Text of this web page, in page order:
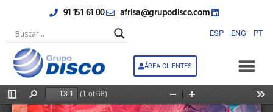
content
91 151 61 00 afrisa@grupodisco.com
ESP ENG PT
ÁREA CLIENTES